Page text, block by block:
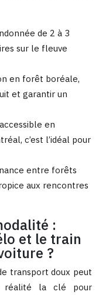
de 2 à 3
sur le fleuve
en forêt boréale,
et garantir un
en
c’est l’idéal pour
entre forêts
aux rencontres
:
et le train
?
transport doux peut
réalité la clé pour